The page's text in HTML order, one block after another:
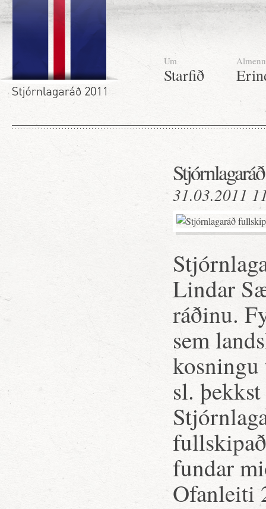
Um
Starfið
Almenn
31.03.2011
Lindar
ráðinu.
sem
sl.
fundar
Ofanleiti